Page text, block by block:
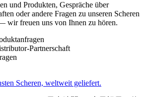
und Produkten, Gespräche über
oder andere Fragen zu unseren Scheren
wir freuen uns von Ihnen zu hören.
Partnerschaft
Scheren, weltweit geliefert.